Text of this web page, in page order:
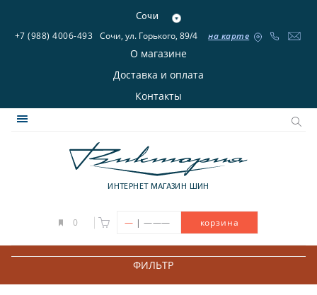
Сочи
+7 (988) 4006-493 Сочи, ул. Горького, 89/4 на карте
О магазине
Доставка и оплата
Контакты
ИНТЕРНЕТ МАГАЗИН ШИН
0 — | ——— корзина
ФИЛЬТР